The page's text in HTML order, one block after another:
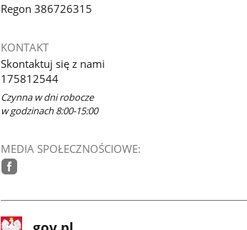
Regon 386726315
KONTAKT
Skontaktuj się z nami
175812544
Czynna w dni robocze
w godzinach 8:00-15:00
MEDIA SPOŁECZNOŚCIOWE:
stopkaStrona